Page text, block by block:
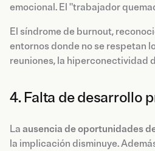
emocional. El "trabajador
El síndrome de burnout,
entornos donde no se respetan
reuniones, la hiperconectividad
4. Falta de desarrollo
La ausencia de oportunidades
la implicación disminuye.